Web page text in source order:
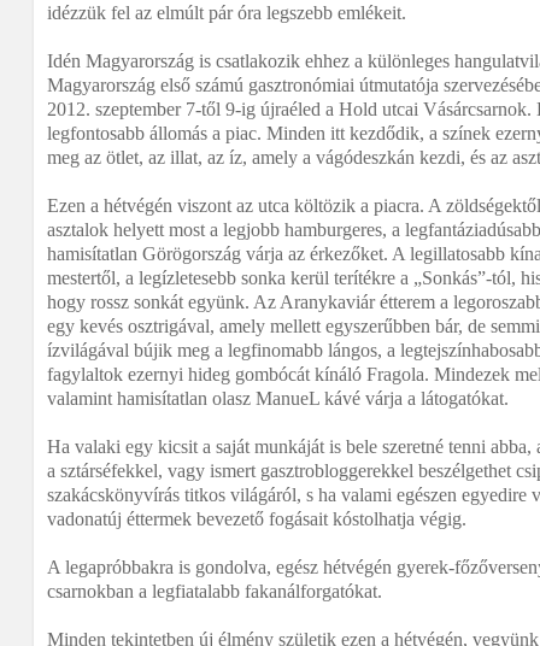
idézzük fel az elmúlt pár óra legszebb emlékeit.
Idén Magyarország is csatlakozik ehhez a különleges
Magyarország első számú gasztronómiai útmutatója
2012. szeptember 7-től 9-ig újraéled a Hold utcai
legfontosabb állomás a piac. Minden itt kezdődik, a színek
meg az ötlet, az illat, az íz, amely a vágódeszkán kezdi, és az
Ezen a hétvégén viszont az utca költözik a piacra. A
asztalok helyett most a legjobb hamburgeres, a
hamisítatlan Görögország várja az érkezőket. A legillatosabb
mestertől, a legízletesebb sonka kerül terítékre a „Sonkás”-tól,
hogy rossz sonkát együnk. Az Aranykaviár étterem a
egy kevés osztrigával, amely mellett egyszerűbben bár, de
ízvilágával bújik meg a legfinomabb lángos, a
fagylaltok ezernyi hideg gombócát kínáló Fragola. Mindezek
valamint hamisítatlan olasz ManueL kávé várja a látogatókat.
Ha valaki egy kicsit a saját munkáját is bele szeretné tenni
a sztárséfekkel, vagy ismert gasztrobloggerekkel beszélgethet
szakácskönyvírás titkos világáról, s ha valami egészen egyedire
vadonatúj éttermek bevezető fogásait kóstolhatja végig.
A legapróbbakra is gondolva, egész hétvégén gyerek-
csarnokban a legfiatalabb fakanálforgatókat.
Minden tekintetben új élmény születik ezen a hétvégén,